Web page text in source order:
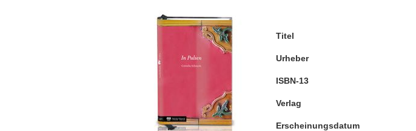
Titel
Urheber
ISBN-13
Verlag
Erscheinungsdatum